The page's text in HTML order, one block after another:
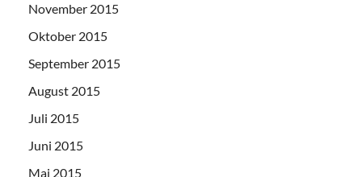
November 2015
Oktober 2015
September 2015
August 2015
Juli 2015
Juni 2015
Mai 2015